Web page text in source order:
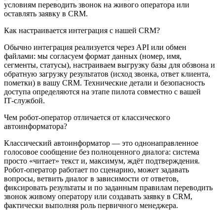
условиям переводить звонок на живого оператора или
оставлять заявку в CRM.
Как настраивается интеграция с нашей CRM?
Обычно интеграция реализуется через API или обмен
файлами: мы согласуем формат данных (номер, имя,
сегменты, статусы), настраиваем выгрузку базы для обзвона и
обратную загрузку результатов (исход звонка, ответ клиента,
пометки) в вашу CRM. Технические детали и безопасность
доступа определяются на этапе пилота совместно с вашей
IT‑службой.
Чем робот‑оператор отличается от классического
автоинформатора?
Классический автоинформатор — это однонаправленное
голосовое сообщение без полноценного диалога: система
просто «читает» текст и, максимум, ждёт подтверждения.
Робот‑оператор работает по сценарию, может задавать
вопросы, ветвить диалог в зависимости от ответов,
фиксировать результаты и по заданным правилам переводить
звонок живому оператору или создавать заявку в CRM,
фактически выполняя роль первичного менеджера.